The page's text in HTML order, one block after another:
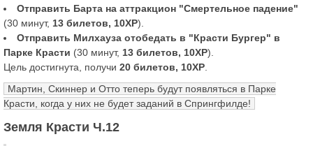
Отправить Барта на аттракцион "Смертельное падение"
(30 минут, 13 билетов, 10XP).
Отправить Милхауза отобедать в "Красти Бургер" в
Парке Красти (30 минут, 13 билетов, 10XP).
Цель достигнута, получи 20 билетов, 10XP
Мартин, Скиннер и Отто теперь будут появляться в Парке
Красти, когда у них не будет заданий в Спрингфилде!
Земля Красти Ч.12